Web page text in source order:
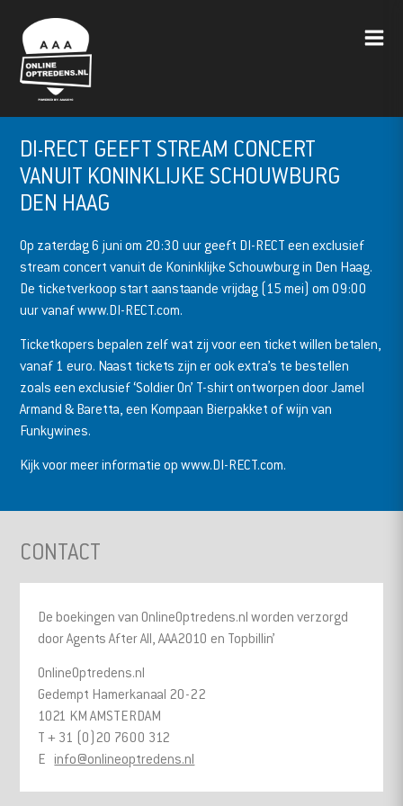
DI-RECT GEEFT STREAM CONCERT
VANUIT KONINKLIJKE SCHOUWBURG
DEN HAAG
Op zaterdag 6 juni om 20:30 uur geeft DI-RECT een exclusief
stream concert vanuit de Koninklijke Schouwburg in Den Haag.
De ticketverkoop start aanstaande vrijdag (15 mei) om 09:00
uur vanaf www.DI-RECT.com.
Ticketkopers bepalen zelf wat zij voor een ticket willen betalen,
vanaf 1 euro. Naast tickets zijn er ook extra’s te bestellen
zoals een exclusief ‘Soldier On’ T-shirt ontworpen door Jamel
Armand & Baretta, een Kompaan Bierpakket of wijn van
Funkywines.
Kijk voor meer informatie op www.DI-RECT.com.
CONTACT
De boekingen van OnlineOptredens.nl worden verzorgd
door Agents After All, AAA2010 en Topbillin’
OnlineOptredens.nl
Gedempt Hamerkanaal 20-22
1021 KM AMSTERDAM
T + 31 (0)20 7600 312
E info@onlineoptredens.nl